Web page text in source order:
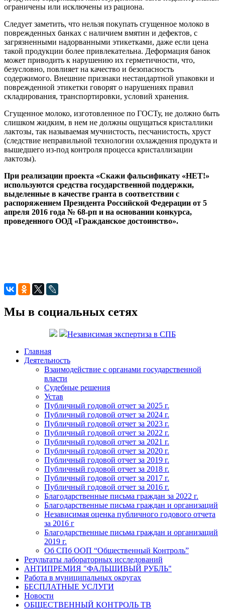
ограничены или исключены из рациона.
Следует заметить, что нельзя покупать сгущенное молоко в
поврежденных банках с наличием вмятин и дефектов, с
загрязненными надорванными этикетками, даже если цена
такой продукции более привлекательна. Деформация банок
может приводить к нарушению их герметичности, что,
безусловно, повлияет на качество и безопасность
содержимого. Внешние признаки нестандартной упаковки и
поврежденной этикетки говорят о нарушениях правил
складирования, транспортировки, условий хранения.
Сгущенное молоко, изготовленное по ГОСТу, не должно быть
слишком жидким, в нем не должны ощущаться кристаллики
лактозы, так называемая мучнистость, песчанистость, хруст
(следствие неправильной технологии охлаждения продукта и
вышедшего из-под контроля процесса кристаллизации
лактозы).
При реализации проекта «Скажи фальсификату «НЕТ!»
используются средства государственной поддержки,
выделенные в качестве гранта в соответствии с
распоряжением Президента Российской Федерации от 5
апреля 2016 года № 68-рп и на основании конкурса,
проведенного ООД «Гражданское достоинство».
Мы в социальных сетях
Независимая экспертиза в СПБ
Главная
Деятельность
Взаимодействие с органами государственной
власти
Судебные решения
Устав
Публичный годовой отчет за 2025 г.
Публичный годовой отчет за 2024 г.
Публичный годовой отчет за 2023 г.
Публичный годовой отчет за 2022 г.
Публичный годовой отчет за 2021 г.
Публичный годовой отчет за 2020 г.
Публичный годовой отчет за 2019 г.
Публичный годовой отчет за 2018 г.
Публичный годовой отчет за 2017 г.
Публичный годовой отчет за 2016 г.
Благодарственные письма граждан за 2022 г.
Благодарственные письма граждан и организаций
Независимая оценка публичного годового отчета
за 2016 г
Благодарственные письма граждан и организаций
2019 г.
Об СПб ООП “Общественный Контроль”
Результаты лабораторных исследований
АНТИПРЕМИЯ "ФАЛЬШИВЫЙ РУБЛЬ"
Работа в муниципальных округах
БЕСПЛАТНЫЕ УСЛУГИ
Новости
ОБЩЕСТВЕННЫЙ КОНТРОЛЬ ТВ